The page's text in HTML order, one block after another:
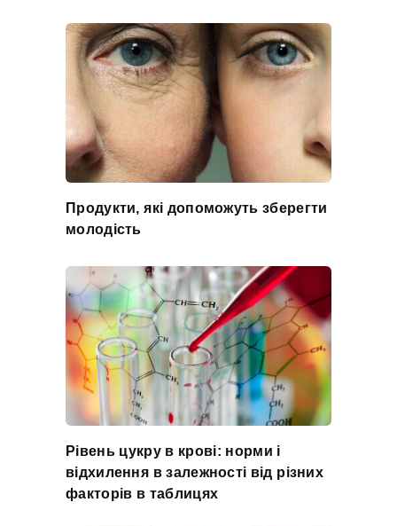
Продукти, які допоможуть зберегти
молодість
Рівень цукру в крові: норми і
відхилення в залежності від різних
факторів в таблицях